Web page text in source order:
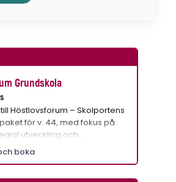
Grundskola
Höstlovsforum – Skolportens
för v. 44, med fokus på
utveckling och…
boka